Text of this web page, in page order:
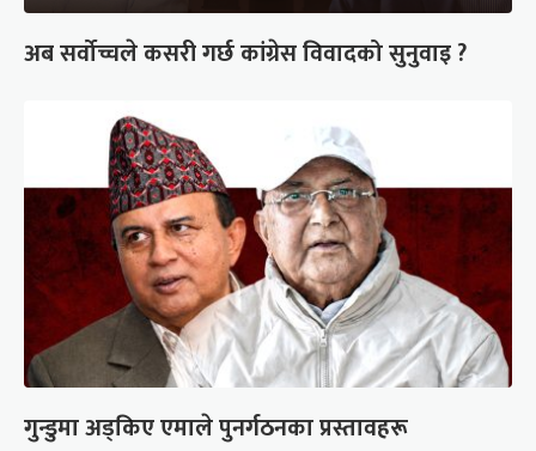
अब सर्वोच्चले कसरी गर्छ कांग्रेस विवादको सुनुवाइ ?
गुन्डुमा अड्किए एमाले पुनर्गठनका प्रस्तावहरू